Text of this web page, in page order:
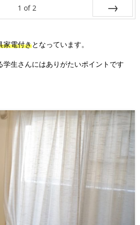
1 of 2
家電付きとなっています。
学生さんにはありがたいポイントです